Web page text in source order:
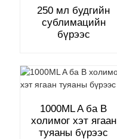
250 мл будгийн
сублимацийн
бүрээс
1000ML A ба B
холимог хэт ягаан
туяаны бүрээс